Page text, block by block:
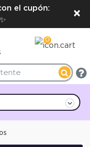
el cupón:
×
0